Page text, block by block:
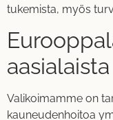
tukemista, myös
Valikoimamme on
kauneudenhoitoa